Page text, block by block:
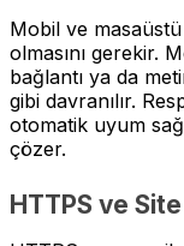
Mobil ve
olmasını gerekir.
bağlantı ya da
gibi davranılır.
otomatik uyum
çözer.
HTTPS ve